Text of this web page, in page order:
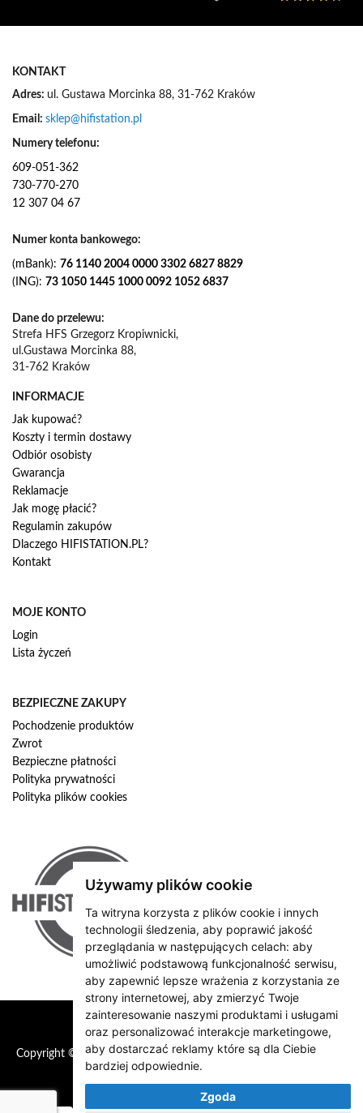
Używamy plików cookie
Ta witryna korzysta z plików cookie i innych
technologii śledzenia, aby poprawić jakość
przeglądania w następujących celach: aby
umożliwić podstawową funkcjonalność serwisu,
aby zapewnić lepsze wrażenia z korzystania ze
strony internetowej, aby zmierzyć Twoje
zainteresowanie naszymi produktami i usługami
oraz personalizować interakcje marketingowe,
aby dostarczać reklamy które są dla Ciebie
bardziej odpowiednie.
Zgoda
e
e
KONTAKT
Adres: ul. Gustawa Morcinka 88, 31-762 Kraków
Email: sklep@hifistation.pl
Numery telefonu:
609-051-362
730-770-270
12 307 04 67
Numer konta bankowego:
(mBank): 76 1140 2004 0000 3302 6827 8829
(ING): 73 1050 1445 1000 0092 1052 6837
Dane do przelewu:
Strefa HFS Grzegorz Kropiwnicki,
ul.Gustawa Morcinka 88,
31-762 Kraków
INFORMACJE
Jak kupować?
Koszty i termin dostawy
Odbiór osobisty
Gwarancja
Reklamacje
Jak mogę płacić?
Regulamin zakupów
Dlaczego HIFISTATION.PL?
Kontakt
MOJE KONTO
Login
Lista życzeń
BEZPIECZNE ZAKUPY
Pochodzenie produktów
Zwrot
Bezpieczne płatności
Polityka prywatności
Polityka plików cookies
Copyright © 2026 HiFiStation